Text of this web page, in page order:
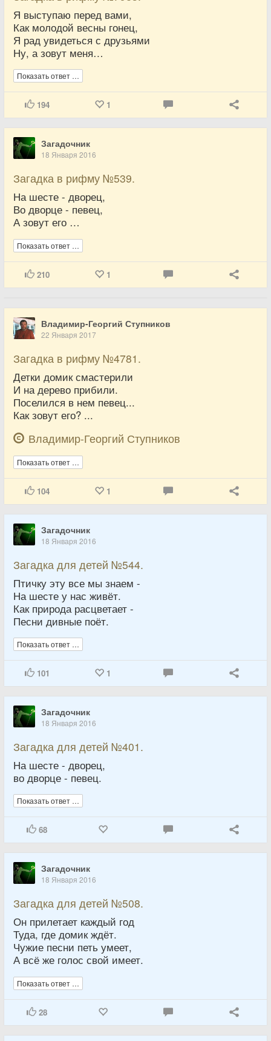
Я выступаю перед вами,
Как молодой весны гонец,
Я рад увидеться с друзьями
Ну, а зовут меня…
Показать ответ …
194 1
Загадочник
18 Января 2016
Загадка в рифму №539.
На шесте - дворец,
Во дворце - певец,
А зовут его …
Показать ответ …
210 1
Владимир-Георгий Ступников
22 Января 2017
Загадка в рифму №4781.
Детки домик смастерили
И на дерево прибили.
Поселился в нем певец...
Как зовут его? ...
Владимир-Георгий Ступников
Показать ответ …
104 1
Загадочник
18 Января 2016
Загадка для детей №544.
Птичку эту все мы знаем -
На шесте у нас живёт.
Как природа расцветает -
Песни дивные поёт.
Показать ответ …
101 1
Загадочник
18 Января 2016
Загадка для детей №401.
На шесте - дворец,
во дворце - певец.
Показать ответ …
68
Загадочник
18 Января 2016
Загадка для детей №508.
Он прилетает каждый год
Туда, где домик ждёт.
Чужие песни петь умеет,
А всё же голос свой имеет.
Показать ответ …
28